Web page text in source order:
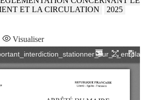
ET LA CIRCULATION
2025
Visualiser